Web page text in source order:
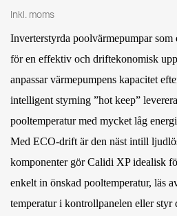
Inkl. moms
Inverterstyrda poolvärmepumpar som
för en effektiv och driftekonomisk
anpassar värmepumpens kapacitet
intelligent styrning ”hot keep”
pooltemperatur med mycket låg
Med ECO-drift är den näst intill
komponenter gör Calidi XP idealisk
enkelt in önskad pooltemperatur, läs
temperatur i kontrollpanelen eller styr